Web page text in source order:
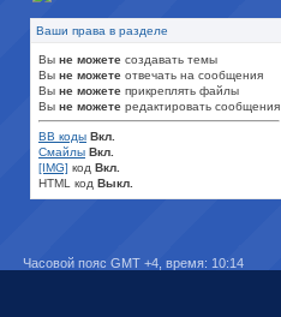
Ваши права в разделе
Вы не можете создавать темы
Вы не можете отвечать на сообщения
Вы не можете прикреплять файлы
Вы не можете редактировать сообщения
BB коды Вкл.
Смайлы Вкл.
[IMG] код Вкл.
HTML код Выкл.
Часовой пояс GMT +4, время: 10:14